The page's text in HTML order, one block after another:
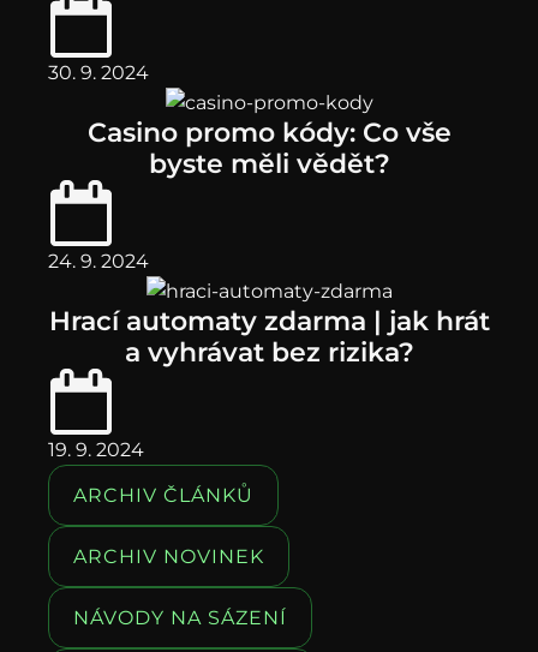
30. 9. 2024
Casino promo kódy: Co vše
byste měli vědět?
24. 9. 2024
Hrací automaty zdarma | jak hrát
a vyhrávat bez rizika?
19. 9. 2024
ARCHIV ČLÁNKŮ
ARCHIV NOVINEK
NÁVODY NA SÁZENÍ